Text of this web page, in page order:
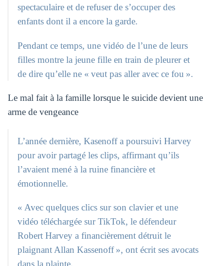
spectaculaire et de refuser de s’occuper des
enfants dont il a encore la garde.
Pendant ce temps, une vidéo de l’une de leurs
filles montre la jeune fille en train de pleurer et
de dire qu’elle ne « veut pas aller avec ce fou ».
Le mal fait à la famille lorsque le suicide devient une
arme de vengeance
L’année dernière, Kasenoff a poursuivi Harvey
pour avoir partagé les clips, affirmant qu’ils
l’avaient mené à la ruine financière et
émotionnelle.
« Avec quelques clics sur son clavier et une
vidéo téléchargée sur TikTok, le défendeur
Robert Harvey a financièrement détruit le
plaignant Allan Kassenoff », ont écrit ses avocats